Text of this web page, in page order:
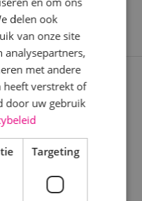
delen ook
van onze site
analysepartners,
met andere
heeft verstrekt of
door uw gebruik
Targeting